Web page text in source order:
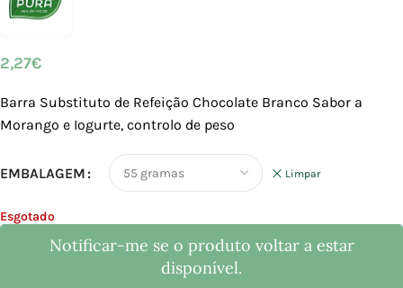
2,27€
Barra Substituto de Refeição Chocolate Branco Sabor a
Morango e Iogurte, controlo de peso
EMBALAGEM Limpar
Esgotado
Notificar-me se o produto voltar a estar
disponível.